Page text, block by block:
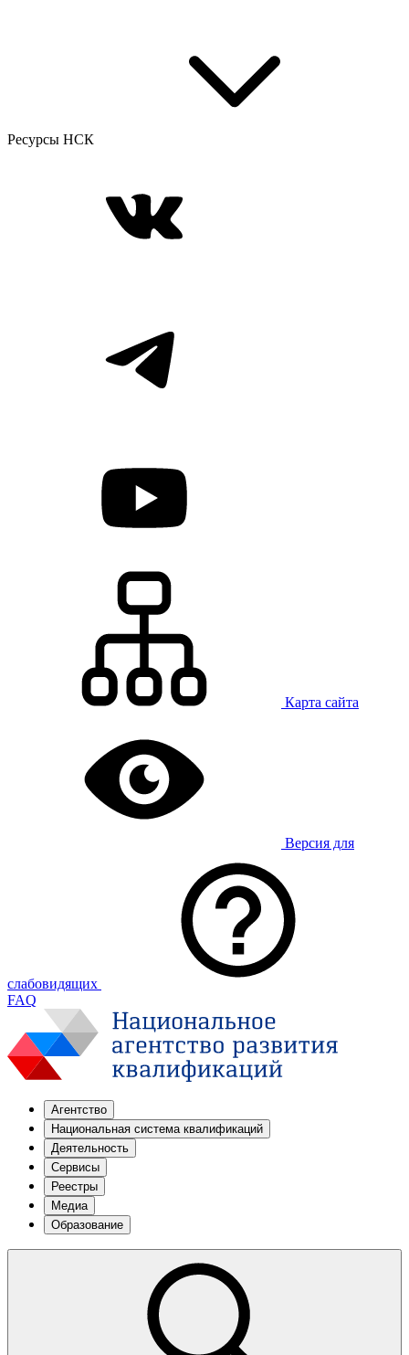
Ресурсы НСК
Карта сайта
Версия для
слабовидящих
FAQ
Агентство
Национальная система квалификаций
Деятельность
Сервисы
Реестры
Медиа
Образование